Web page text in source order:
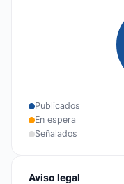
Publicados
En espera
Señalados
Aviso legal